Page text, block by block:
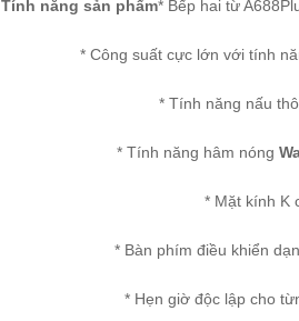
Tính năng sản phẩm* Bếp hai từ
* Công suất cực lớn với tính
* Tính năng nấu
* Tính năng hâm nóng
* Mặt kính K
* Bàn phím điều khiển
* Hẹn giờ độc lập cho